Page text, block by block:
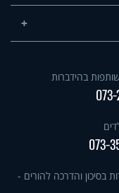
בהידברות
073-
בסיכון והדרכה להורים -